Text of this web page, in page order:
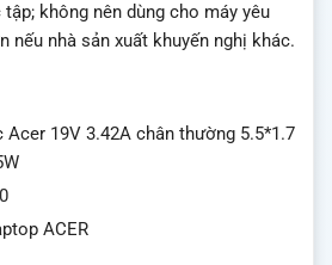
không nên dùng cho máy yêu
nếu nhà sản xuất khuyến nghị khác.
Acer 19V 3.42A chân thường 5.5*1.7
ACER